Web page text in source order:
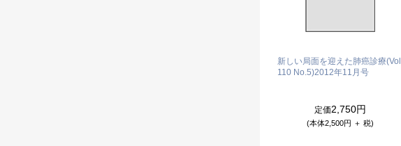
新しい局面を迎えた肺癌診療(Vol.
110 No.5)2012年11月号
定価2,750円
(本体2,500円 ＋ 税)